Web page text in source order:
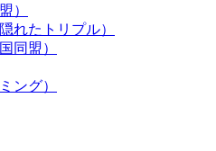
）
れたトリプル）
同盟）
ング）